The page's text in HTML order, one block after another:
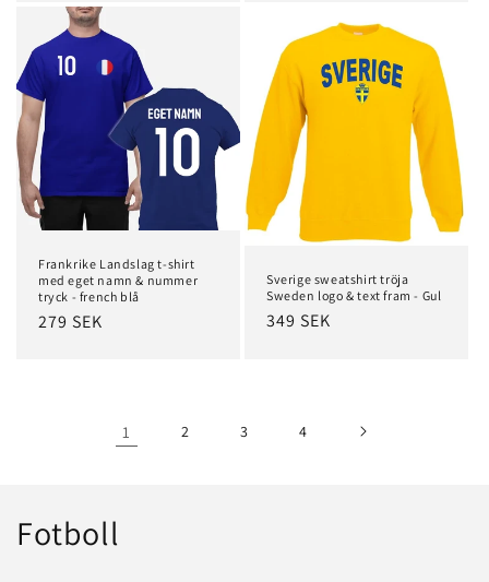
Frankrike Landslag t-shirt
med eget namn & nummer
tryck - french blå
Regular
279 SEK
Sverige sweatshirt tröja
Sweden logo & text fram - Gul
Regular
349 SEK
1 2 3 4
C
Fotboll